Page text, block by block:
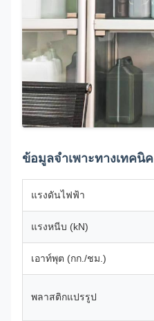
ข้อมูลจำเพาะทางเทคนิค
แรงดันไฟฟ้า
แรงหนีบ (kN)
เอาท์พุต (กก./ชม.)
พลาสติกแปรรูป